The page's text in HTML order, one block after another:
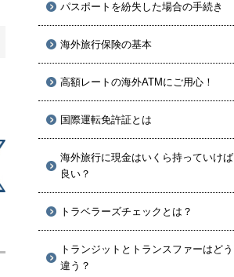
パスポートを紛失した場合の手続き
海外旅行保険の基本
高額レートの海外ATMにご用心！
国際運転免許証とは
海外旅行に現金はいくら持っていけば
良い？
トラベラーズチェックとは？
トランジットとトランスファーはどう
違う？